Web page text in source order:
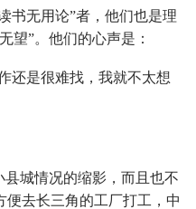
书无用论”者，他们也是理
望”。他们的心声是：
还是很难找，我就不太想
城情况的缩影，而且也不
便去长三角的工厂打工，中